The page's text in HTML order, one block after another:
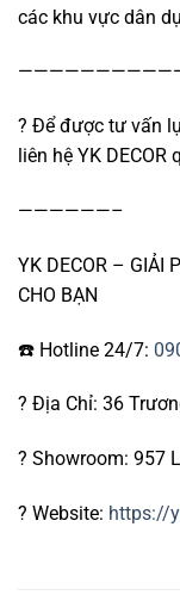
các khu vực dân
? Để được tư vấn
liên hệ YK DECOR
——————–
YK DECOR – GIẢI
CHO BẠN
☎️ Hotline 24/7:
? Địa Chỉ: 36
? Showroom: 957
? Website: https://